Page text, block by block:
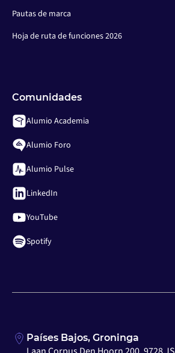
Pautas de marca
Hoja de ruta de funciones 2026
Comunidades
Alumio Academia
Alumio Foro
Alumio Pulse
LinkedIn
YouTube
Spotify
Países Bajos, Groninga